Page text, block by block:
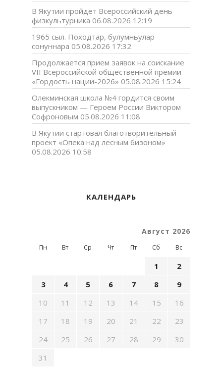
В Якутии пройдет Всероссийский день
физкультурника 06.08.2026 12:19
1965 сыл. Походтар, булумньулар
сонуннара 05.08.2026 17:32
Продолжается прием заявок на соискание
VII Всероссийской общественной премии
«Гордость нации-2026» 05.08.2026 15:24
Олекминская школа №4 гордится своим
выпускником — Героем России Виктором
Софроновым 05.08.2026 11:08
В Якутии стартовал благотворительный
проект «Опека над лесным бизоном»
05.08.2026 10:58
КАЛЕНДАРЬ
Август 2026
Пн Вт Ср Чт Пт Сб Вс
1
2
3
4 5 6 7 8
9
10
11 12 13 14 15
16
17
18 19 20 21 22
23
24
25 26 27 28 29
30
31